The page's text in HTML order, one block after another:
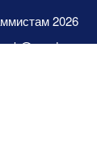
2026